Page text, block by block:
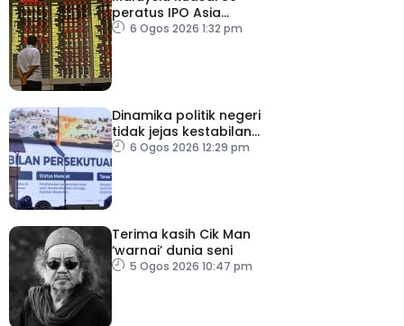
peratus IPO Asia
Tenggara, kumpul AS$1.4
6 Ogos 2026 1:32 pm
Dinamika politik negeri
tidak jejas kestabilan
Kerajaan Perpaduan
6 Ogos 2026 12:29 pm
Terima kasih Cik Man
‘warnai’ dunia seni
5 Ogos 2026 10:47 pm